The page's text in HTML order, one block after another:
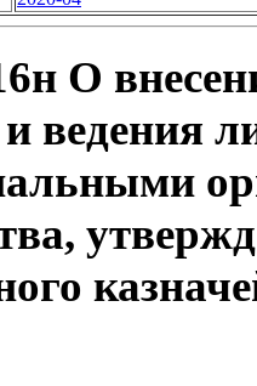
О
ведения